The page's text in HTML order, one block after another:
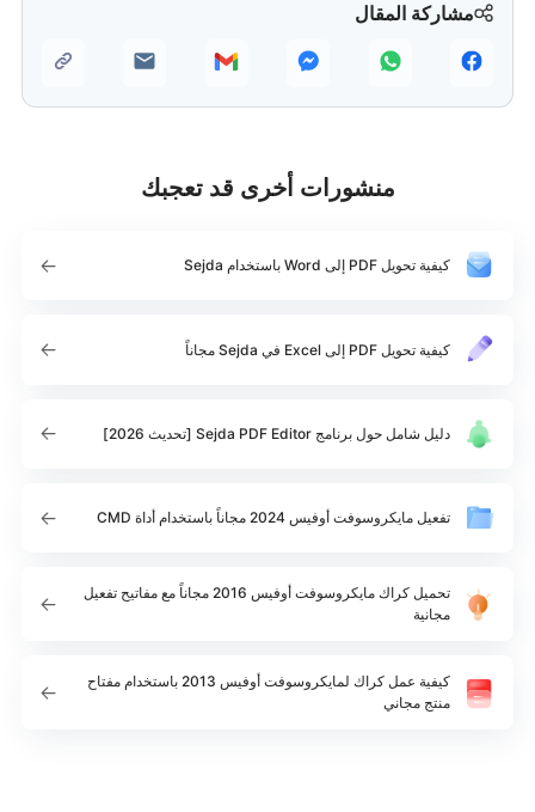
مشاركة المقال
منشورات أخرى قد تعجبك
كيفية تحويل PDF إلى Word باستخدام Sejda
كيفية تحويل PDF إلى Excel في Sejda مجاناً
دليل شامل حول برنامج Sejda PDF Editor [تحديث 2026]
تفعيل مايكروسوفت أوفيس 2024 مجاناً باستخدام أداة CMD
تحميل كراك مايكروسوفت أوفيس 2016 مجاناً مع مفاتيح تفعيل
مجانية
كيفية عمل كراك لمايكروسوفت أوفيس 2013 باستخدام مفتاح
منتج مجاني